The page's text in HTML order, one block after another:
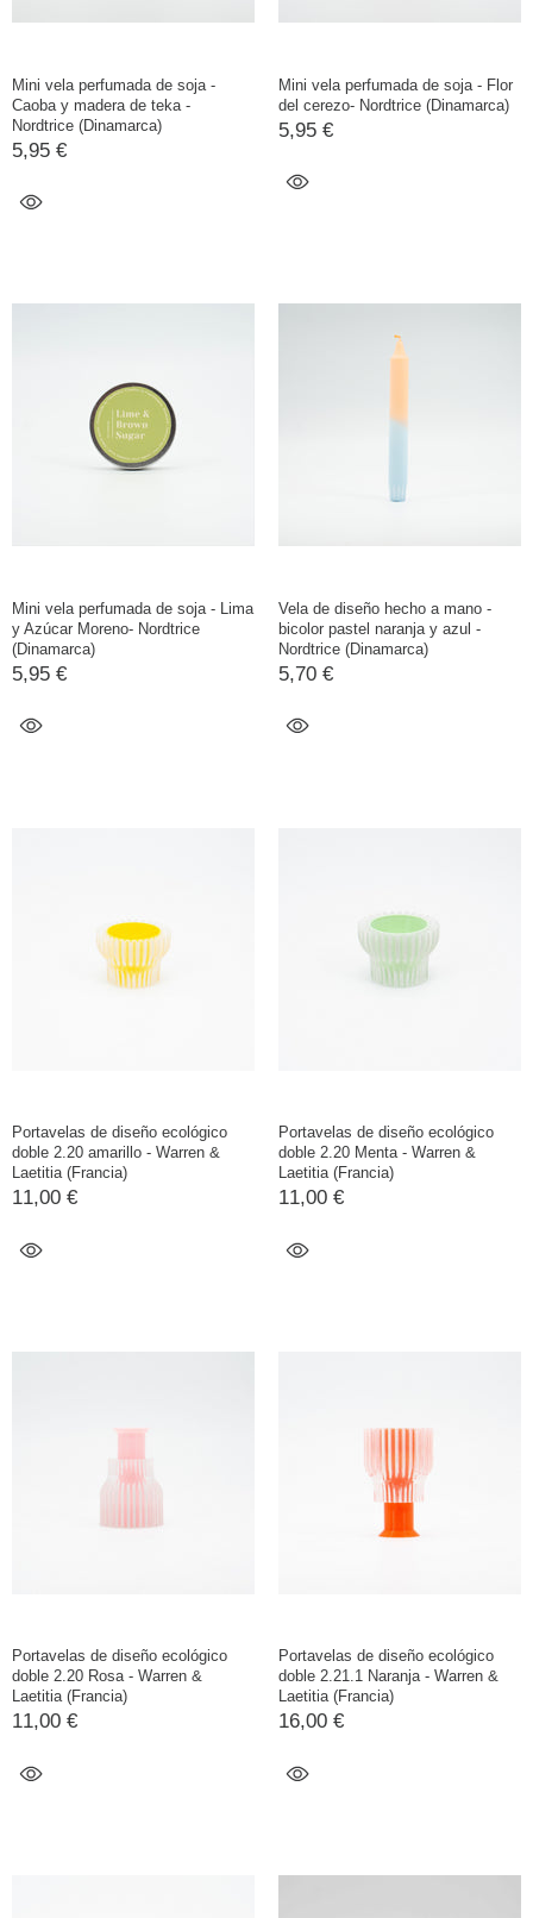
Mini vela perfumada de soja -
Caoba y madera de teka -
Nordtrice (Dinamarca)
5,95 €
Mini vela perfumada de soja - Flor
del cerezo- Nordtrice (Dinamarca)
5,95 €
Mini vela perfumada de soja - Lima
y Azúcar Moreno- Nordtrice
(Dinamarca)
5,95 €
Vela de diseño hecho a mano -
bicolor pastel naranja y azul -
Nordtrice (Dinamarca)
5,70 €
Portavelas de diseño ecológico
doble 2.20 amarillo - Warren &
Laetitia (Francia)
11,00 €
Portavelas de diseño ecológico
doble 2.20 Menta - Warren &
Laetitia (Francia)
11,00 €
Portavelas de diseño ecológico
doble 2.20 Rosa - Warren &
Laetitia (Francia)
11,00 €
Portavelas de diseño ecológico
doble 2.21.1 Naranja - Warren &
Laetitia (Francia)
16,00 €